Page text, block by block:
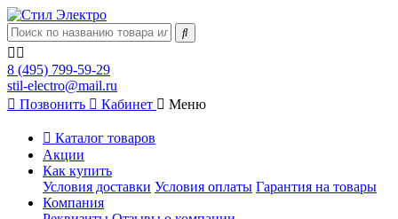
8 (495) 799-59-29
stil-electro@mail.ru
Позвонить
Кабинет Меню
Каталог товаров
Акции
Как купить
Условия доставки Условия оплаты Гарантия на товары
Компания